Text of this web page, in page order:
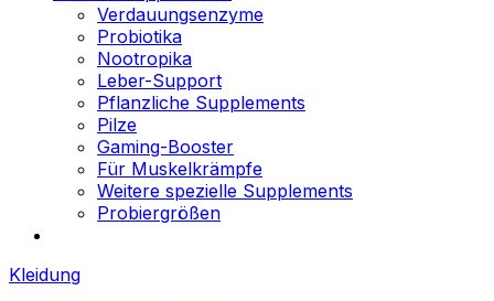
Verdauungsenzyme
Probiotika
Nootropika
Leber-Support
Pflanzliche Supplements
Pilze
Gaming-Booster
Für Muskelkrämpfe
Weitere spezielle Supplements
Probiergrößen
Kleidung